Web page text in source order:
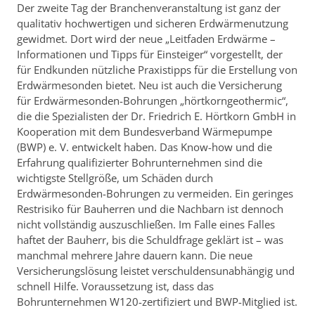
Der zweite Tag der Branchenveranstaltung ist ganz der
qualitativ hochwertigen und sicheren Erdwärmenutzung
gewidmet. Dort wird der neue „Leitfaden Erdwärme –
Informationen und Tipps für Einsteiger“ vorgestellt, der
für Endkunden nützliche Praxistipps für die Erstellung von
Erdwärmesonden bietet. Neu ist auch die Versicherung
für Erdwärmesonden-Bohrungen „hörtkorngeothermic“,
die die Spezialisten der Dr. Friedrich E. Hörtkorn GmbH in
Kooperation mit dem Bundesverband Wärmepumpe
(BWP) e. V. entwickelt haben. Das Know-how und die
Erfahrung qualifizierter Bohrunternehmen sind die
wichtigste Stellgröße, um Schäden durch
Erdwärmesonden-Bohrungen zu vermeiden. Ein geringes
Restrisiko für Bauherren und die Nachbarn ist dennoch
nicht vollständig auszuschließen. Im Falle eines Falles
haftet der Bauherr, bis die Schuldfrage geklärt ist – was
manchmal mehrere Jahre dauern kann. Die neue
Versicherungslösung leistet verschuldensunabhängig und
schnell Hilfe. Voraussetzung ist, dass das
Bohrunternehmen W120-zertifiziert und BWP-Mitglied ist.